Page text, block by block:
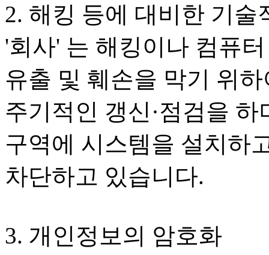
2. 해킹 등에 대비한 기술
'회사' 는 해킹이나 컴퓨
유출 및 훼손을 막기 위
주기적인 갱신·점검을
구역에 시스템을 설치하
차단하고 있습니다.
3. 개인정보의 암호화